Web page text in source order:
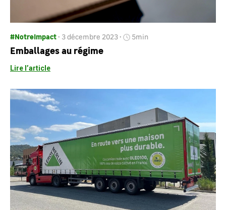
#NotreImpact 3 décembre 2023 5min
Emballages au régime
Lire l’article